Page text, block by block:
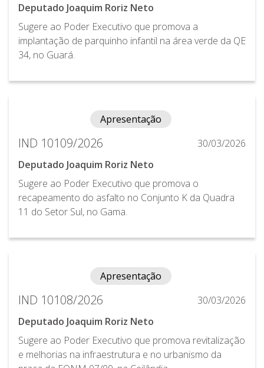
Deputado Joaquim Roriz Neto
Sugere ao Poder Executivo que promova a
implantação de parquinho infantil na área verde da QE
34, no Guará.
Apresentação
IND 10109/2026
30/03/2026
Deputado Joaquim Roriz Neto
Sugere ao Poder Executivo que promova o
recapeamento do asfalto no Conjunto K da Quadra
11 do Setor Sul, no Gama.
Apresentação
IND 10108/2026
30/03/2026
Deputado Joaquim Roriz Neto
Sugere ao Poder Executivo que promova revitalização
e melhorias na infraestrutura e no urbanismo da